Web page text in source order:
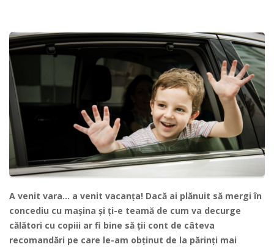
A venit vara... a venit vacanța! Dacă ai plănuit să mergi în
concediu cu mașina și ți-e teamă de cum va decurge
călători cu copiii ar fi bine să ții cont de câteva
recomandări pe care le-am obținut de la părinți mai